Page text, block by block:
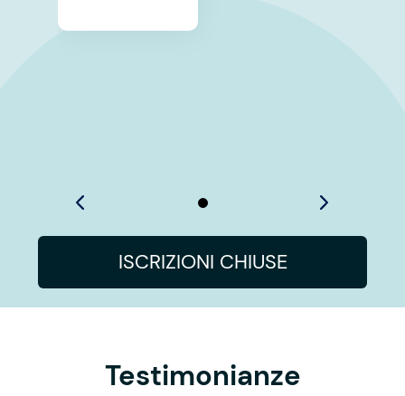
ISCRIZIONI CHIUSE
Testimonianze